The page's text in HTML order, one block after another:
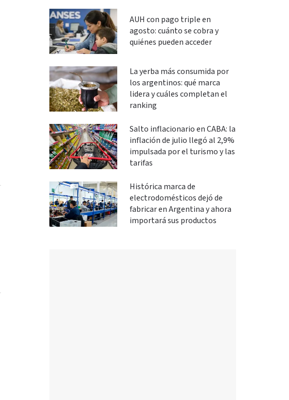
AUH con pago triple en
agosto: cuánto se cobra y
quiénes pueden acceder
La yerba más consumida por
los argentinos: qué marca
lidera y cuáles completan el
ranking
Salto inflacionario en CABA: la
inflación de julio llegó al 2,9%
impulsada por el turismo y las
tarifas
Histórica marca de
electrodomésticos dejó de
fabricar en Argentina y ahora
importará sus productos